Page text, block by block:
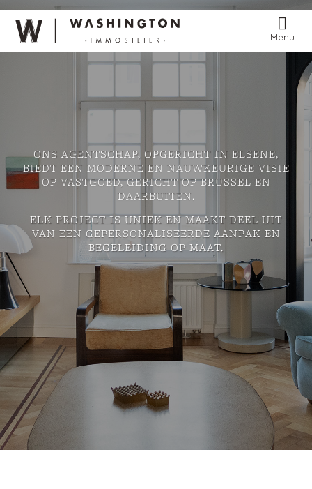
Menu
ONS AGENTSCHAP, OPGERICHT IN ELSENE,
BIEDT EEN MODERNE EN NAUWKEURIGE VISIE
OP VASTGOED, GERICHT OP BRUSSEL EN
DAARBUITEN.
ELK PROJECT IS UNIEK EN MAAKT DEEL UIT
VAN EEN GEPERSONALISEERDE AANPAK EN
BEGELEIDING OP MAAT.